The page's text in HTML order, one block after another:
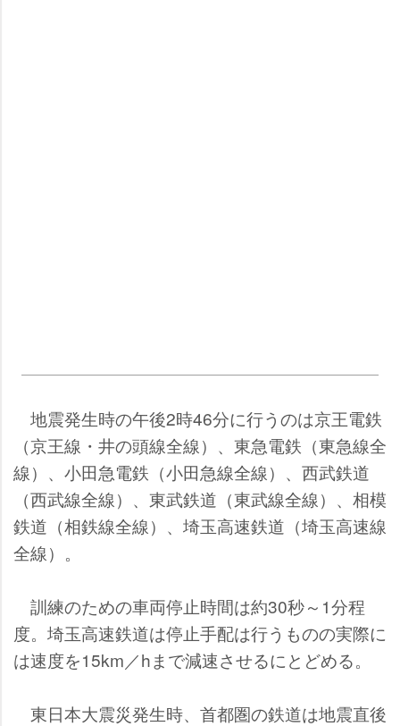
地震発生時の午後2時46分に行うのは京王電鉄
（京王線・井の頭線全線）、東急電鉄（東急線全
線）、小田急電鉄（小田急線全線）、西武鉄道
（西武線全線）、東武鉄道（東武線全線）、相模
鉄道（相鉄線全線）、埼玉高速鉄道（埼玉高速線
全線）。
訓練のための車両停止時間は約30秒～1分程
度。埼玉高速鉄道は停止手配は行うものの実際に
は速度を15km／hまで減速させるにとどめる。
東日本大震災発生時、首都圏の鉄道は地震直後